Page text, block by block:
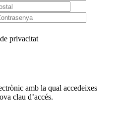
privacitat
amb la qual accedeixes
clau d’accés.